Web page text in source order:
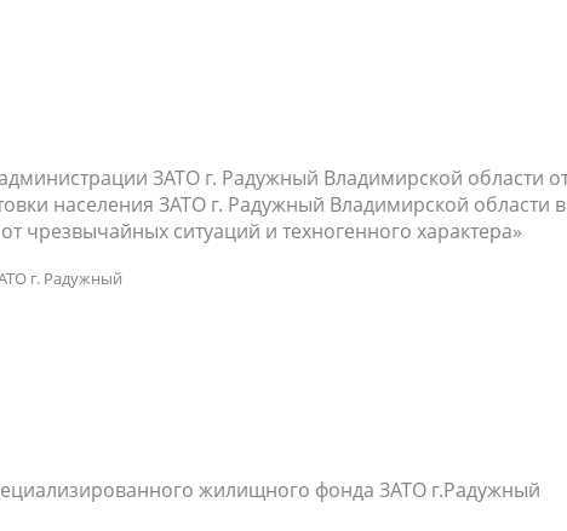
ЗАТО г. Радужный Владимирской области
населения ЗАТО г. Радужный Владимирской области в
чрезвычайных ситуаций и техногенного характера»
г. Радужный
жилищного фонда ЗАТО г.Радужный